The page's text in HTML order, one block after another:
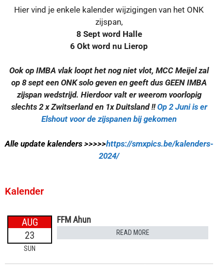
Hier vind je enkele kalender wijzigingen van het ONK
zijspan,
8 Sept word Halle
6 Okt word nu Lierop
Ook op IMBA vlak loopt het nog niet vlot, MCC Meijel zal
op 8 sept een ONK solo geven en geeft dus GEEN IMBA
zijspan wedstrijd. Hierdoor valt er weerom voorlopig
slechts 2 x Zwitserland en 1x Duitsland !!Op 2 Juni is er
Elshout voor de zijspanen bij gekomen
Alle update kalenders >>>>>https://smxpics.be/kalenders-
2024/
Kalender
AUG
23
SUN
FFM Ahun
READ MORE